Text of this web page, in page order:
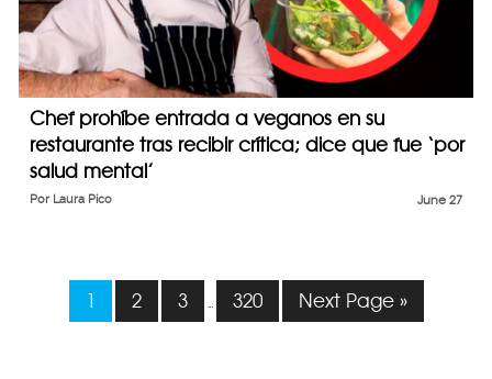
Chef prohíbe entrada a veganos en su
restaurante tras recibir crítica; dice que fue ‘por
salud mental’
June 27
Por Laura Pico
1 2 3 … 320 Next Page »